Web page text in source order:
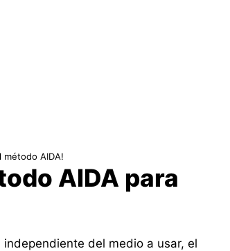
método AIDA!
AIDA para
del medio a usar, el